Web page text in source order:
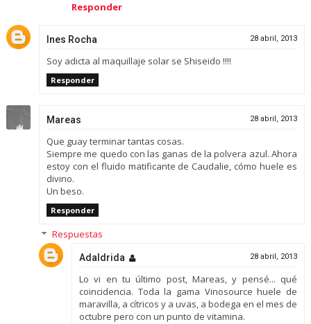
Responder
Ines Rocha 28 abril, 2013
Soy adicta al maquillaje solar se Shiseido !!!!
Responder
Mareas 28 abril, 2013
Que guay terminar tantas cosas.
Siempre me quedo con las ganas de la polvera azul. Ahora
estoy con el fluido matificante de Caudalie, cómo huele es
divino.
Un beso.
Responder
Respuestas
Adaldrida 28 abril, 2013
Lo vi en tu último post, Mareas, y pensé... qué
coincidencia. Toda la gama Vinosource huele de
maravilla, a cítricos y a uvas, a bodega en el mes de
octubre pero con un punto de vitamina.